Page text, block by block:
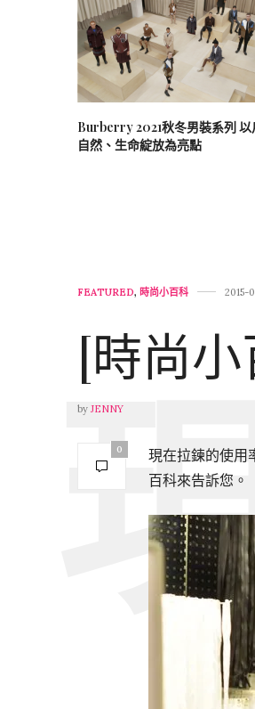
Burberry 2021秋冬男裝系列 以
自然、生命綻放為亮點
FEATURED, 時尚小百科 2015-
[時尚
by JENNY
0
現在拉鍊的使用
百科來告訴您。